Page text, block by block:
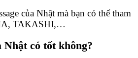
của Nhật mà bạn có thể tham
TAKASHI,…
Nhật có tốt không?